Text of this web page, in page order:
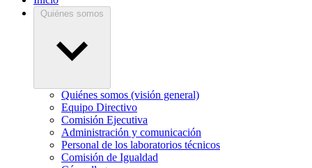
Quiénes somos
Quiénes somos (visión general)
Equipo Directivo
Comisión Ejecutiva
Administración y comunicación
Personal de los laboratorios técnicos
Comisión de Igualdad